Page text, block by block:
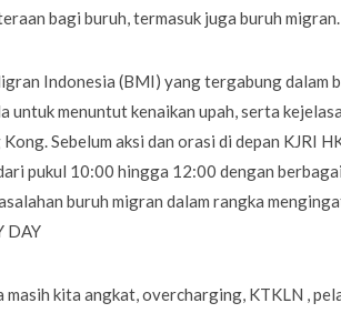
bagi buruh, termasuk juga buruh migran.
Indonesia (BMI) yang tergabung dalam
untuk menuntut kenaikan upah, serta
Sebelum aksi dan orasi di depan KJRI
pukul 10:00 hingga 12:00 dengan
buruh migran dalam rangka
DAY
masih kita angkat, overcharging, KTKLN ,